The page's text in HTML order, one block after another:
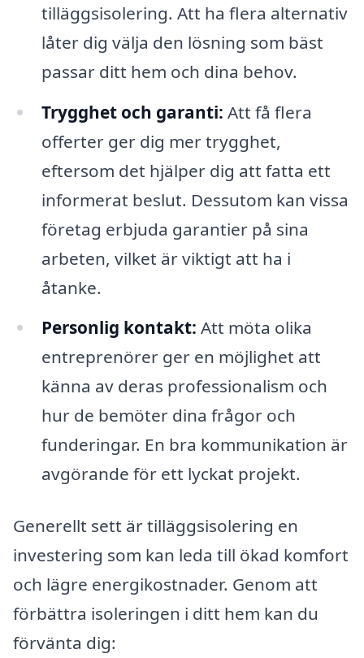
tilläggsisolering. Att ha flera alternativ
låter dig välja den lösning som bäst
passar ditt hem och dina behov.
Trygghet och garanti: Att få flera
offerter ger dig mer trygghet,
eftersom det hjälper dig att fatta ett
informerat beslut. Dessutom kan vissa
företag erbjuda garantier på sina
arbeten, vilket är viktigt att ha i
åtanke.
Personlig kontakt: Att möta olika
entreprenörer ger en möjlighet att
känna av deras professionalism och
hur de bemöter dina frågor och
funderingar. En bra kommunikation är
avgörande för ett lyckat projekt.
Generellt sett är tilläggsisolering en
investering som kan leda till ökad komfort
och lägre energikostnader. Genom att
förbättra isoleringen i ditt hem kan du
förvänta dig: